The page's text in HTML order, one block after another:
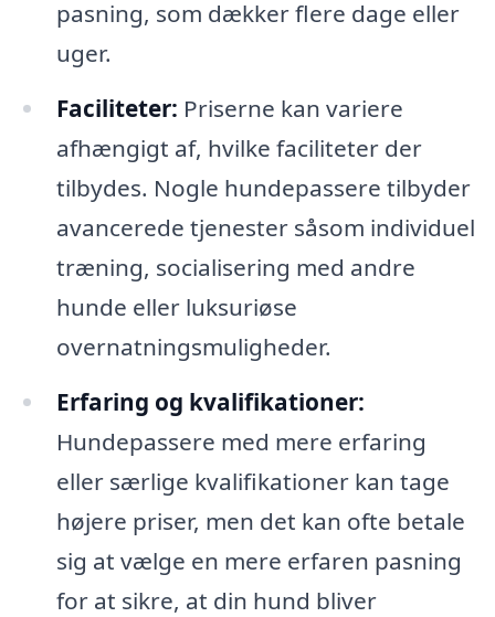
pasning, som dækker flere dage eller
uger.
Faciliteter: Priserne kan variere
afhængigt af, hvilke faciliteter der
tilbydes. Nogle hundepassere tilbyder
avancerede tjenester såsom individuel
træning, socialisering med andre
hunde eller luksuriøse
overnatningsmuligheder.
Erfaring og kvalifikationer:
Hundepassere med mere erfaring
eller særlige kvalifikationer kan tage
højere priser, men det kan ofte betale
sig at vælge en mere erfaren pasning
for at sikre, at din hund bliver